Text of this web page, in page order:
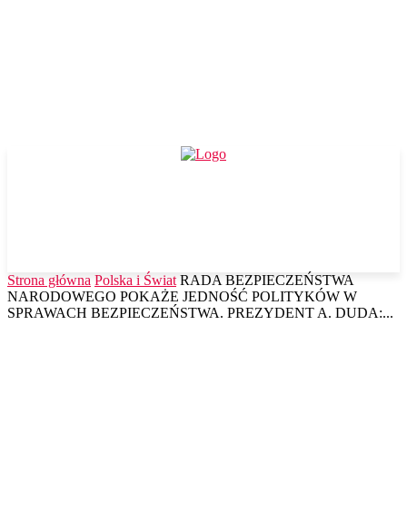
Strona główna Polska i Świat RADA BEZPIECZEŃSTWA
NARODOWEGO POKAŻE JEDNOŚĆ POLITYKÓW W
SPRAWACH BEZPIECZEŃSTWA. PREZYDENT A. DUDA:...